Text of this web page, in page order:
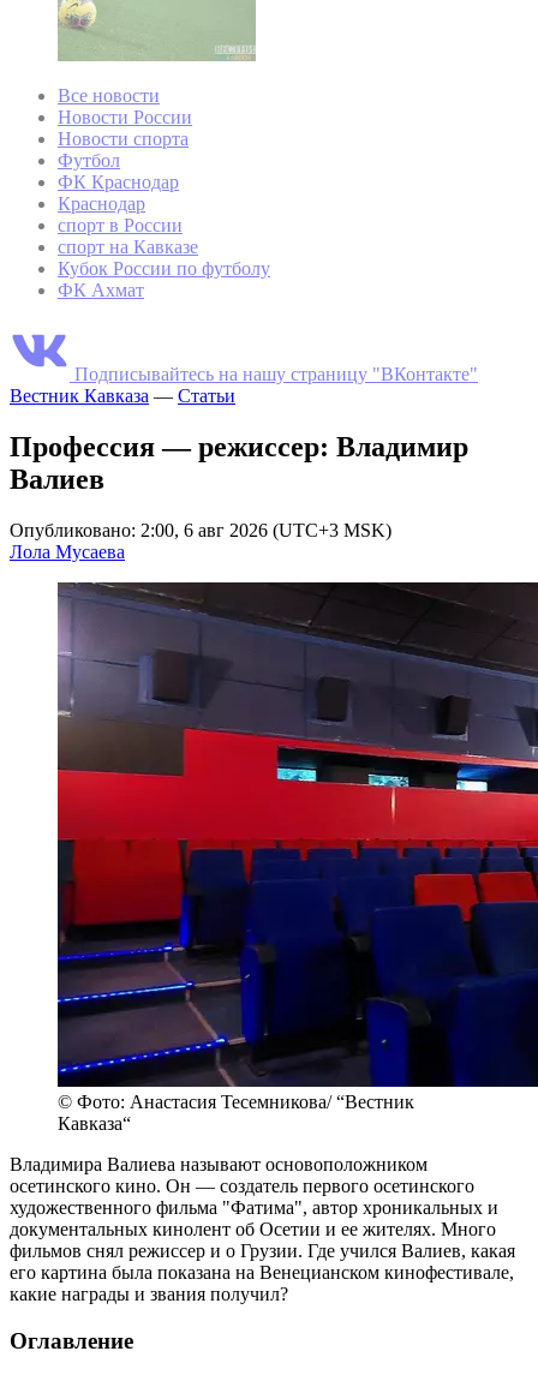
Все новости
Новости России
Новости спорта
Футбол
ФК Краснодар
Краснодар
спорт в России
спорт на Кавказе
Кубок России по футболу
ФК Ахмат
Подписывайтесь на нашу страницу "ВКонтакте"
Вестник Кавказа — Статьи
Профессия — режиссер: Владимир
Валиев
Опубликовано: 2:00, 6 авг 2026 (UTC+3 MSK)
Лола Мусаева
© Фото: Анастасия Тесемникова/ “Вестник
Кавказа“
Владимира Валиева называют основоположником
осетинского кино. Он — создатель первого осетинского
художественного фильма "Фатима", автор хроникальных и
документальных кинолент об Осетии и ее жителях. Много
фильмов снял режиссер и о Грузии. Где учился Валиев, какая
его картина была показана на Венецианском кинофестивале,
какие награды и звания получил?
Оглавление